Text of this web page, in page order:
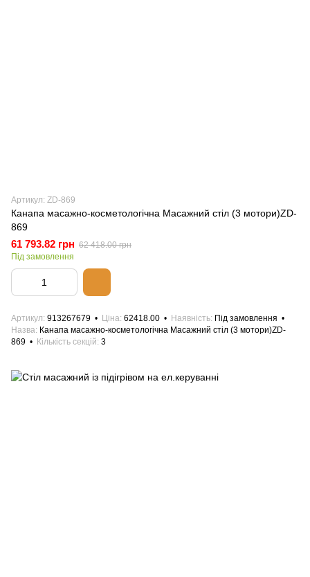
Артикул: ZD-869
Канапа масажно-косметологічна Масажний стіл (3 мотори)ZD-
869
61 793.82 грн 62 418.00 грн
Під замовлення
Артикул 913267679 Ціна 62418.00 Наявність Під замовлення
Назва Канапа масажно-косметологічна Масажний стіл (3 мотори)ZD-
869
Кількість секцій 3